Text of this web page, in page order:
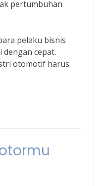
pertumbuhan
pelaku bisnis
cepat.
otomotif harus